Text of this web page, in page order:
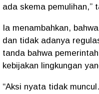
ada skema pemulihan,”
Ia menambahkan,
dan tidak adanya
tanda bahwa
kebijakan lingkungan
“Aksi nyata tidak